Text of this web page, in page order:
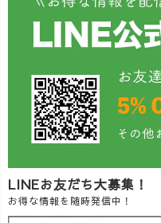
LINEお友だち大募集！
お得な情報を随時発信中！